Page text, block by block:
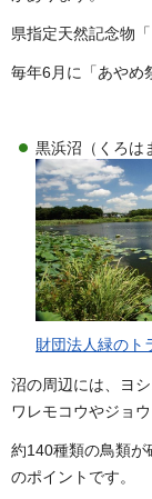
県指定天然記念物
毎年6月に「あやめ
黒浜沼（くろは
財団法人緑のト
沼の周辺には、ヨ
ワレモコウやジョ
約140種類の鳥類が
のポイントです。